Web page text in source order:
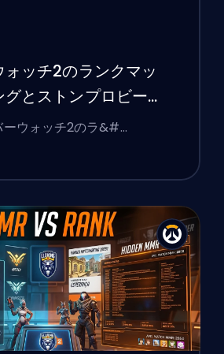
ォッチ2のランクマッ
とストンプロビーを
法
ーウォッチ2のラ&#…